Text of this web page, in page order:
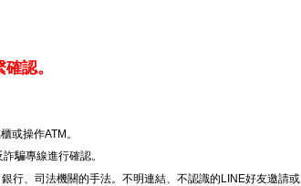
認。
或操作ATM。
騙專線進行確認。
行、司法機關的手法。不明連結、不認識的LINE好友邀請或